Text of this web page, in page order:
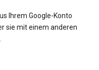
Ihrem Google-Konto
sie mit einem anderen